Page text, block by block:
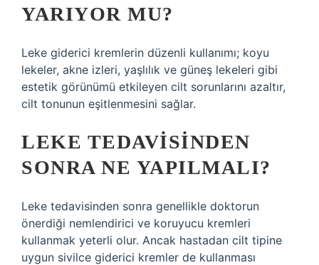
YARIYOR MU?
Leke giderici kremlerin düzenli kullanımı; koyu
lekeler, akne izleri, yaşlılık ve güneş lekeleri gibi
estetik görünümü etkileyen cilt sorunlarını azaltır,
cilt tonunun eşitlenmesini sağlar.
LEKE TEDAVISINDEN
SONRA NE YAPILMALI?
Leke tedavisinden sonra genellikle doktorun
önerdiği nemlendirici ve koruyucu kremleri
kullanmak yeterli olur. Ancak hastadan cilt tipine
uygun sivilce giderici kremler de kullanması